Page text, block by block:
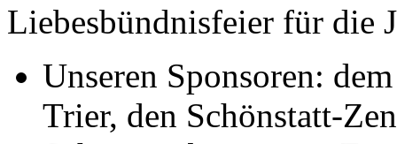
Liebesbündnisfeier für die
Unseren Sponsoren:
Trier, den Schönstatt-